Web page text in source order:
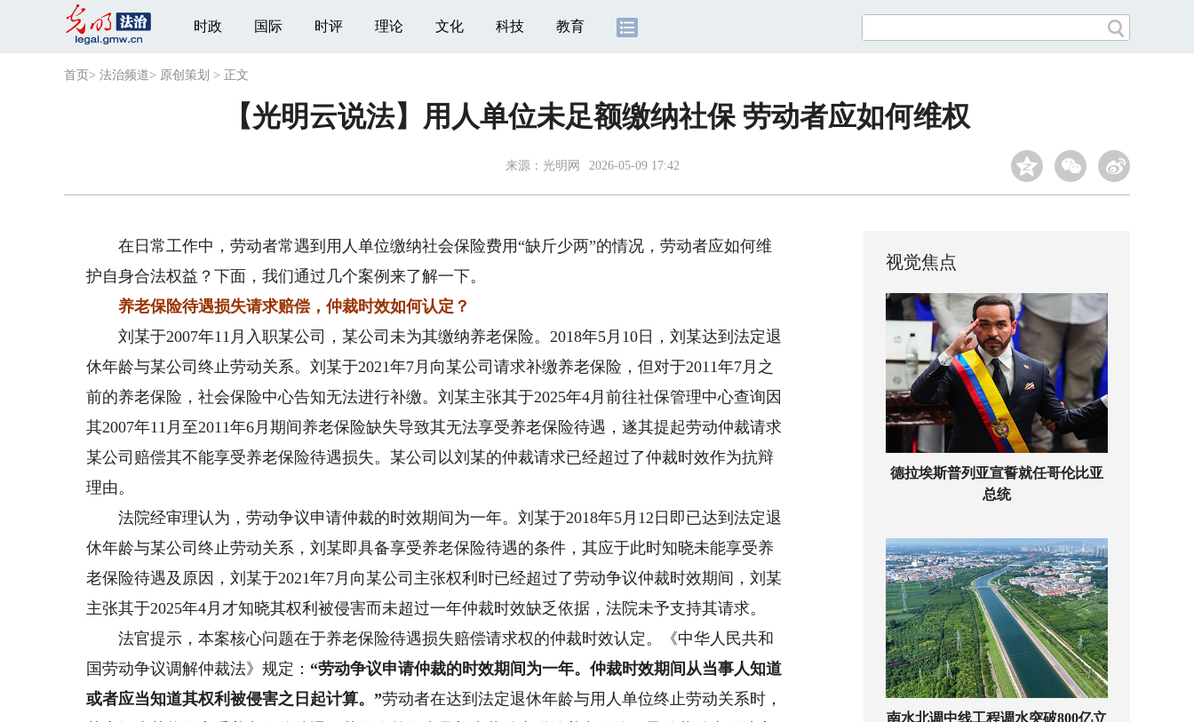
时政 国际 时评 理论 文化 科技 教育
首页 > 法治频道> 原创策划 > 正文
【光明云说法】用人单位未足额缴纳社保 劳动者应如何维权
来源： 光明网 2026-05-09 17:42
在日常工作中，劳动者常遇到用人单位缴纳社会保险费用“缺斤少两”的情况，劳动者应如何维
护自身合法权益？下面，我们通过几个案例来了解一下。
养老保险待遇损失请求赔偿，仲裁时效如何认定？
刘某于2007年11月入职某公司，某公司未为其缴纳养老保险。2018年5月10日，刘某达到法定退
休年龄与某公司终止劳动关系。刘某于2021年7月向某公司请求补缴养老保险，但对于2011年7月之
前的养老保险，社会保险中心告知无法进行补缴。刘某主张其于2025年4月前往社保管理中心查询因
其2007年11月至2011年6月期间养老保险缺失导致其无法享受养老保险待遇，遂其提起劳动仲裁请求
某公司赔偿其不能享受养老保险待遇损失。某公司以刘某的仲裁请求已经超过了仲裁时效作为抗辩
理由。
法院经审理认为，劳动争议申请仲裁的时效期间为一年。刘某于2018年5月12日即已达到法定退
休年龄与某公司终止劳动关系，刘某即具备享受养老保险待遇的条件，其应于此时知晓未能享受养
老保险待遇及原因，刘某于2021年7月向某公司主张权利时已经超过了劳动争议仲裁时效期间，刘某
主张其于2025年4月才知晓其权利被侵害而未超过一年仲裁时效缺乏依据，法院未予支持其请求。
法官提示，本案核心问题在于养老保险待遇损失赔偿请求权的仲裁时效认定。《中华人民共和
国劳动争议调解仲裁法》规定： “劳动争议申请仲裁的时效期间为一年。仲裁时效期间从当事人知道
或者应当知道其权利被侵害之日起计算。”劳动者在达到法定退休年龄与用人单位终止劳动关系时，
视觉焦点
德拉埃斯普列亚宣誓就任哥伦比亚
总统
南水北调中线工程调水突破800亿立